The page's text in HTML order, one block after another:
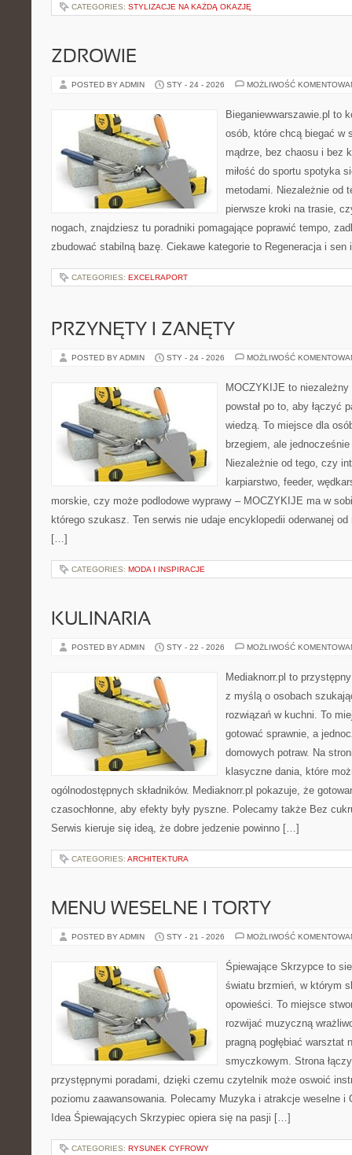
CATEGORIES: STYLIZACJE NA KAŻDĄ OKAZJĘ
ZDROWIE
POSTED BY ADMIN STY - 24 - 2026 MOŻLIWOŚĆ
Bieganiewwarszawie.pl to
osób, które chcą biegać w
mądrze, bez chaosu i bez
miłość do sportu spotyka
metodami. Niezależnie od
pierwsze kroki na trasie,
nogach, znajdziesz tu poradniki pomagające poprawić tempo,
zbudować stabilną bazę. Ciekawe kategorie to Regeneracja i
CATEGORIES: EXCELRAPORT
PRZYNĘTY I ZANĘTY
POSTED BY ADMIN STY - 24 - 2026 MOŻLIWOŚĆ
MOCZYKIJE to niezależny
powstał po to, aby łączyć
wiedzą. To miejsce dla
brzegiem, ale
Niezależnie od tego, czy
karpiarstwo, feeder,
morskie, czy może podlodowe wyprawy – MOCZYKIJE ma w
którego szukasz. Ten serwis nie udaje encyklopedii oderwanej
[…]
CATEGORIES: MODA I INSPIRACJE
KULINARIA
POSTED BY ADMIN STY - 22 - 2026 MOŻLIWOŚĆ
Mediaknorr.pl to
z myślą o osobach
rozwiązań w kuchni. To
gotować sprawnie, a
domowych potraw. Na
klasyczne dania, które
ogólnodostępnych składników. Mediaknorr.pl pokazuje, że
czasochłonne, aby efekty były pyszne. Polecamy także Bez
Serwis kieruje się ideą, że dobre jedzenie powinno […]
CATEGORIES: ARCHITEKTURA
MENU WESELNE I TORTY
POSTED BY ADMIN STY - 21 - 2026 MOŻLIWOŚĆ
Śpiewające Skrzypce to
światu brzmień, w którym
opowieści. To miejsce
rozwijać muzyczną
pragną pogłębiać warsztat
smyczkowym. Strona
przystępnymi poradami, dzięki czemu czytelnik może oswoić
poziomu zaawansowania. Polecamy Muzyka i atrakcje weselne i
Idea Śpiewających Skrzypiec opiera się na pasji […]
CATEGORIES: RYSUNEK CYFROWY